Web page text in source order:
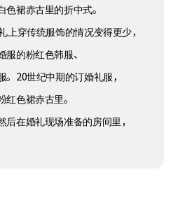
裙赤古里的折中式。
上穿传统服饰的情况变得更少，
的粉红色韩服、
20世纪中期的订婚礼服，
色裙赤古里。
在婚礼现场准备的房间里，